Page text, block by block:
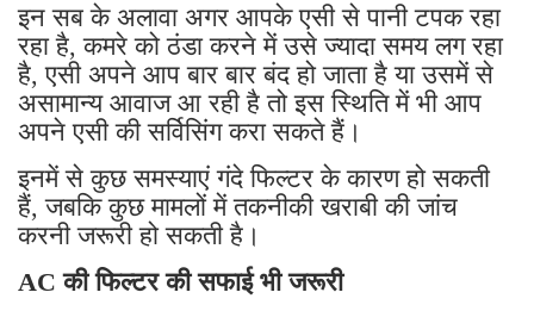
इन सब के अलावा अगर आपके एसी से पानी टपक रहा
रहा है, कमरे को ठंडा करने में उसे ज्यादा समय लग रहा
है, एसी अपने आप बार बार बंद हो जाता है या उसमें से
असामान्य आवाज आ रही है तो इस स्थिति में भी आप
अपने एसी की सर्विसिंग करा सकते हैं।
इनमें से कुछ समस्याएं गंदे फिल्टर के कारण हो सकती
हैं, जबकि कुछ मामलों में तकनीकी खराबी की जांच
करनी जरूरी हो सकती है।
AC की फिल्टर की सफाई भी जरूरी